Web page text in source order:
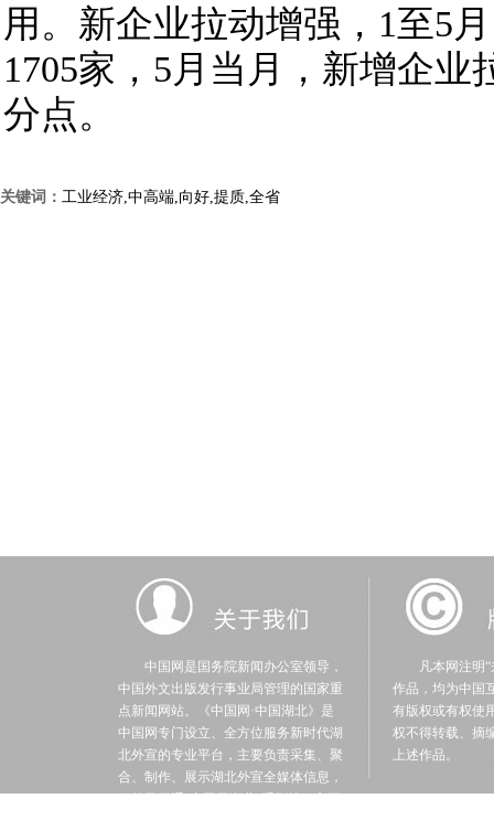
用。新企业拉动增强，1至5
1705家，5月当月，新增企业
分点。
关键词： 工业经济,中高端,向好,提质,全省